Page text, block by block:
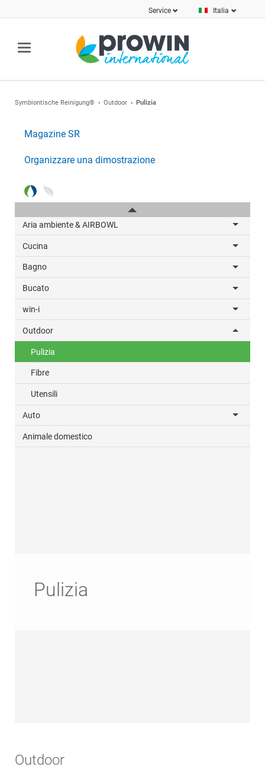
Italia
Service
Symbiontische Reinigung® Outdoor Pulizia
Magazine SR
Organizzare una dimostrazione
Universale
Pulizia
Cura
Aria ambiente & AIRBOWL
Cucina
Bagno
Bucato
win-i
Outdoor
Pulizia
Fibre
Utensili
Auto
Animale domestico
Pulizia
Outdoor